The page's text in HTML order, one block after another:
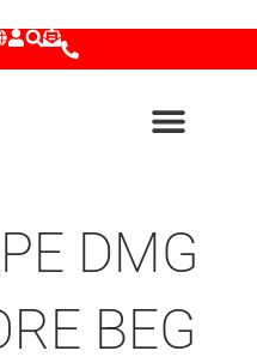
DMG
BEG